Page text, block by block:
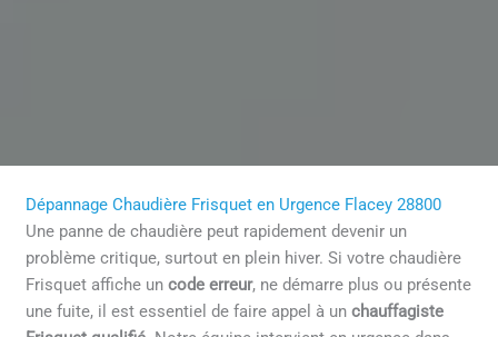
Dépannage Chaudière Frisquet en Urgence Flacey 28800
Une panne de chaudière peut rapidement devenir un
problème critique, surtout en plein hiver. Si votre chaudière
Frisquet affiche uncode erreur, ne démarre plus ou présente
une fuite, il est essentiel de faire appel à unchauffagiste